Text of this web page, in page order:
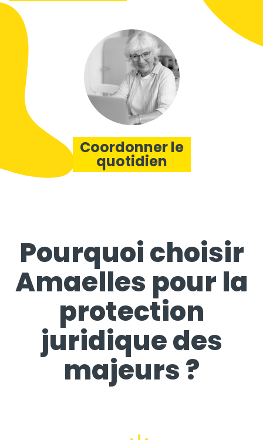
Coordonner le
quotidien
Pourquoi choisir
Amaelles pour la
protection
juridique des
majeurs ?